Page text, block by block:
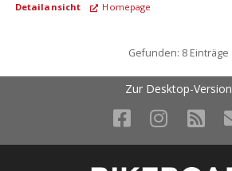
Detailansicht Homepage
Gefunden: 8 Einträge
Zur Desktop-Version